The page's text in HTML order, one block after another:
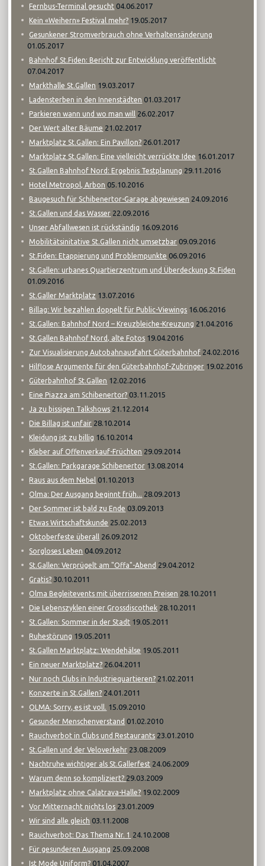
Fernbus-Terminal gesucht 04.06.2017
Kein «Weihern» Festival mehr? 19.05.2017
Gesunkener Stromverbrauch ohne Verhaltensänderung
01.05.2017
Bahnhof St.Fiden: Bericht zur Entwicklung veröffentlicht
07.04.2017
Markthalle St.Gallen 19.03.2017
Ladensterben in den Innenstädten 01.03.2017
Parkieren wann und wo man will 26.02.2017
Der Wert alter Bäume 21.02.2017
Marktplatz St.Gallen: Ein Pavillon? 26.01.2017
Marktplatz St.Gallen: Eine vielleicht verrückte Idee 16.01.2017
St.Gallen Bahnhof Nord: Ergebnis Testplanung 29.11.2016
Hotel Metropol, Arbon 05.10.2016
Baugesuch für Schibenertor-Garage abgewiesen 24.09.2016
St.Gallen und das Wasser 22.09.2016
Unser Abfallwesen ist rückständig 16.09.2016
Mobilitätsinitative St.Gallen nicht umsetzbar 09.09.2016
St.Fiden: Etappierung und Problempunkte 06.09.2016
St.Gallen: urbanes Quartierzentrum und Überdeckung St.Fiden
01.09.2016
St.Galler Marktplatz 13.07.2016
Billag: Wir bezahlen doppelt für Public-Viewings 16.06.2016
St.Gallen: Bahnhof Nord – Kreuzbleiche-Kreuzung 21.04.2016
St.Gallen Bahnhof Nord, alte Fotos 19.04.2016
Zur Visualisierung Autobahnausfahrt Güterbahnhof 24.02.2016
Hilflose Argumente für den Güterbahnhof-Zubringer 19.02.2016
Güterbahnhof St.Gallen 12.02.2016
Eine Piazza am Schibenertor? 03.11.2015
Ja zu bissigen Talkshows 21.12.2014
Die Billag ist unfair 28.10.2014
Kleidung ist zu billig 16.10.2014
Kleber auf Offenverkauf-Früchten 29.09.2014
St.Gallen: Parkgarage Schibenertor 13.08.2014
Raus aus dem Nebel 01.10.2013
Olma: Der Ausgang beginnt früh... 28.09.2013
Der Sommer ist bald zu Ende 03.09.2013
Etwas Wirtschaftskunde 25.02.2013
Oktoberfeste überall 26.09.2012
Sorgloses Leben 04.09.2012
St.Gallen: Verprügelt am "Offa"-Abend 29.04.2012
Gratis? 30.10.2011
Olma Begleitevents mit überrissenen Preisen 28.10.2011
Die Lebenszyklen einer Grossdiscothek 28.10.2011
St.Gallen: Sommer in der Stadt 19.05.2011
Ruhestörung 19.05.2011
St.Gallen Marktplatz: Wendehälse 19.05.2011
Ein neuer Marktplatz? 26.04.2011
Nur noch Clubs in Industriequartieren? 21.02.2011
Konzerte in St.Gallen? 24.01.2011
OLMA: Sorry, es ist voll. 15.09.2010
Gesunder Menschenverstand 01.02.2010
Rauchverbot in Clubs und Restaurants 23.01.2010
St.Gallen und der Veloverkehr 23.08.2009
Nachtruhe wichtiger als St.Gallerfest 24.06.2009
Warum denn so kompliziert? 29.03.2009
Marktplatz ohne Calatrava-Halle? 19.02.2009
Vor Mitternacht nichts los 23.01.2009
Wir sind alle gleich 03.11.2008
Rauchverbot: Das Thema Nr. 1 24.10.2008
Für gesunderen Ausgang 25.09.2008
Ist Mode Uniform? 01.04.2007